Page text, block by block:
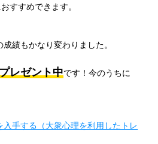
すすめできます。
成績もかなり変わりました。
レゼント中です！今のうちに
手する（大衆心理を利用したトレ